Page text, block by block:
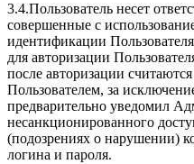
3.4.Пользователь несет
совершенные с
идентификации
для авторизации
после авторизации
Пользователем, за
предварительно уведомил
несанкционированного
(подозрениях о нарушении)
логина и пароля.